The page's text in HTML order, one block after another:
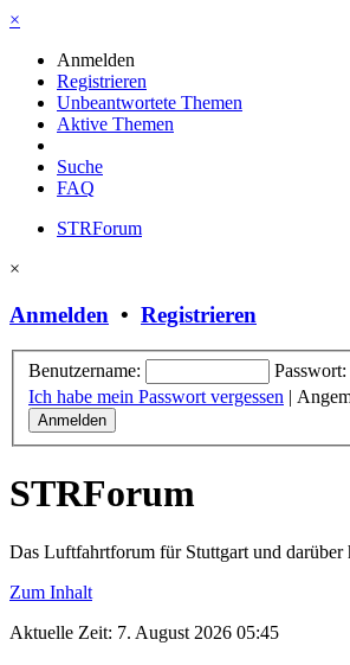
×
Anmelden
Registrieren
Unbeantwortete Themen
Aktive Themen
Suche
FAQ
STRForum
×
Anmelden • Registrieren
Benutzername:
Passwort:
Ich habe mein Passwort vergessen |
STRForum
Das Luftfahrtforum für Stuttgart und darüber
Zum Inhalt
Aktuelle Zeit: 7. August 2026 05:45